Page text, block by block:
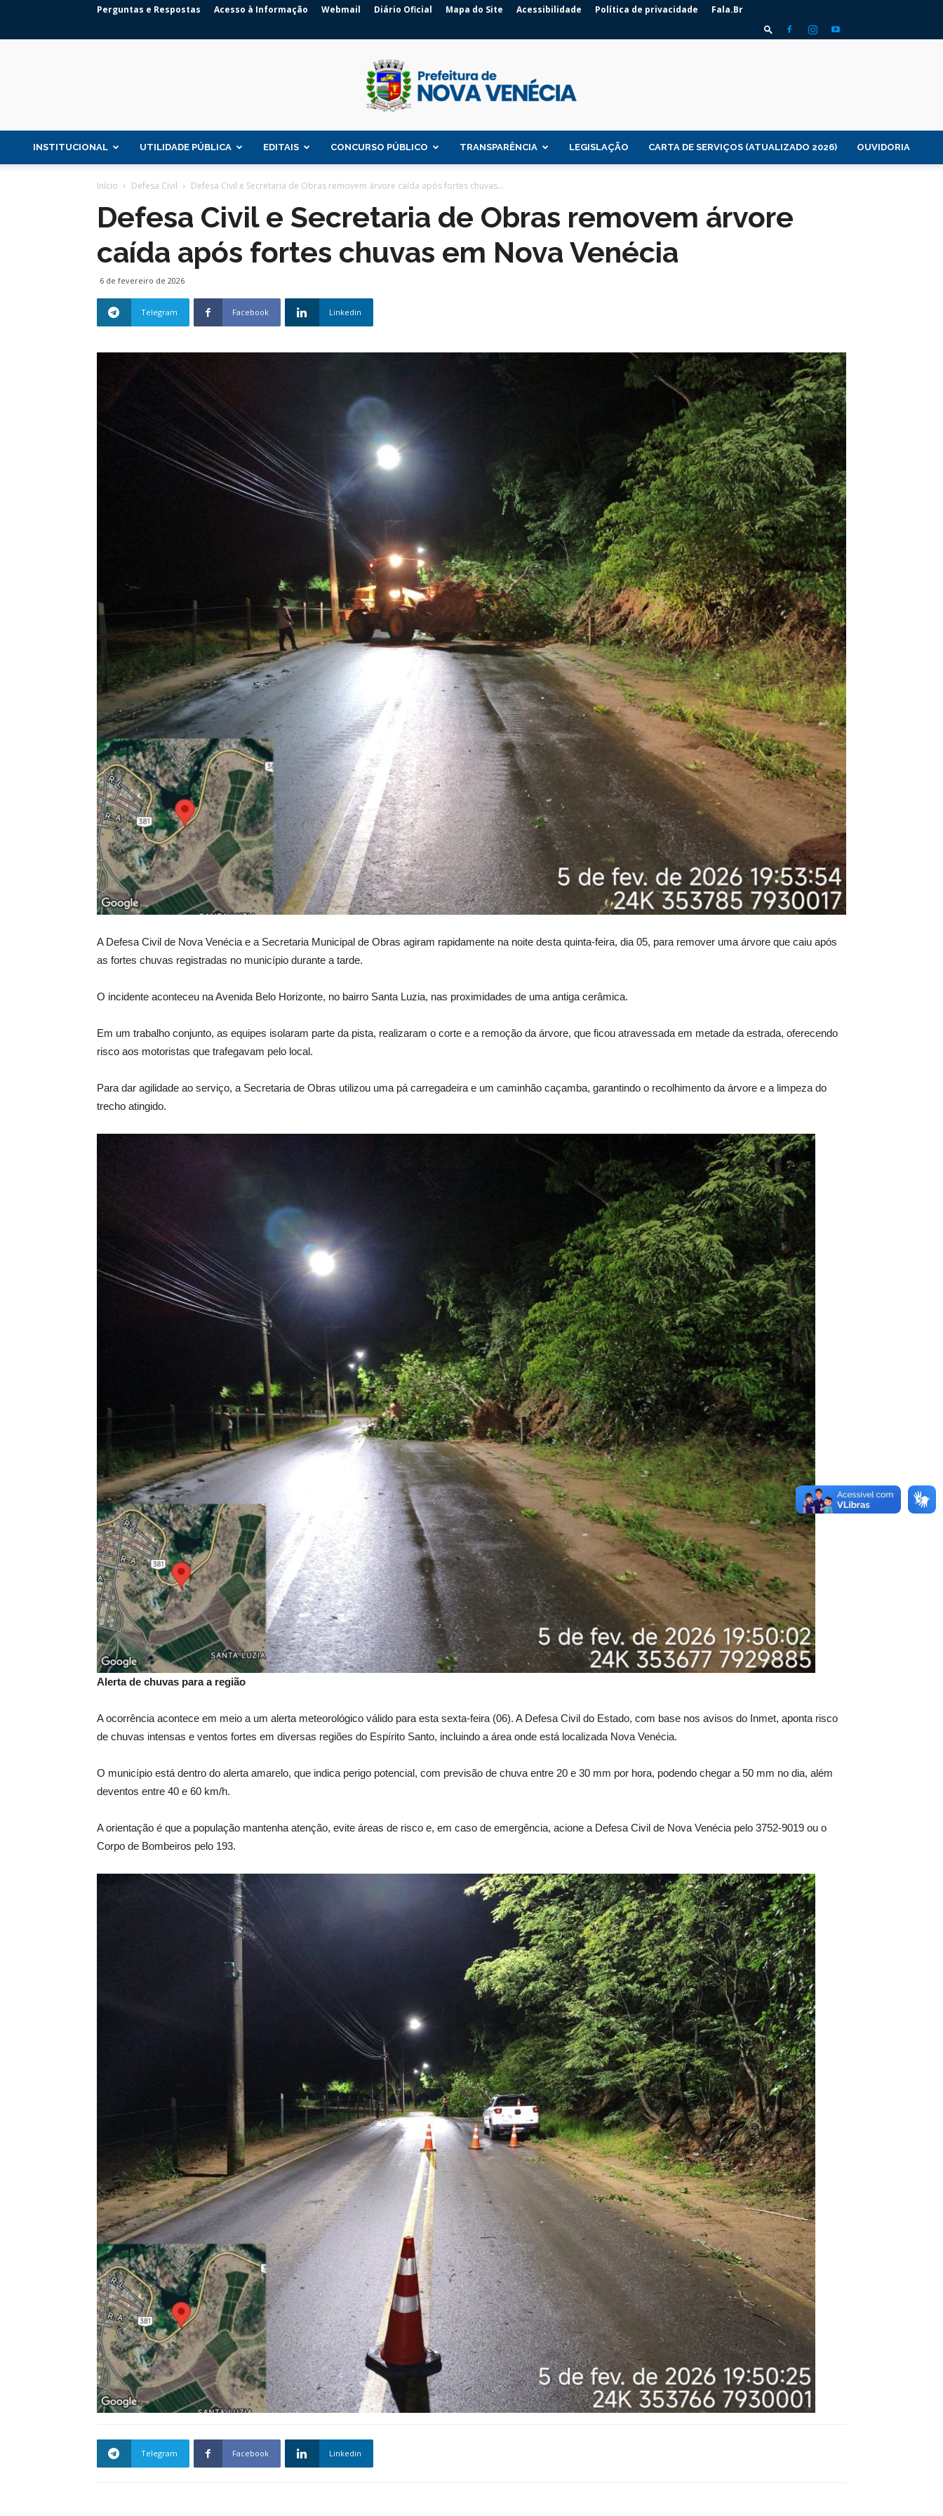
Perguntas e Respostas Acesso à Informação Webmail Diário Oficial Mapa do Site Acessibilidade Política de privacidade Fala.Br
de
INSTITUCIONAL UTILIDADE PÚBLICA EDITAIS CONCURSO PÚBLICO TRANSPARÊNCIA LEGISLAÇÃO CARTA DE SERVIÇOS (ATUALIZADO 2026) OUVIDORIA
Início Defesa Civil Defesa Civil e Secretaria de Obras removem árvore caída após fortes chuvas...
Defesa Civil e Secretaria de Obras removem árvore
caída após fortes chuvas em Nova Venécia
6 de fevereiro de 2026
Telegram Facebook Linkedin
A Defesa Civil de Nova Venécia e a Secretaria Municipal de Obras agiram rapidamente na noite desta quinta-feira, dia 05, para remover uma árvore que caiu após
as fortes chuvas registradas no município durante a tarde.
O incidente aconteceu na Avenida Belo Horizonte, no bairro Santa Luzia, nas proximidades de uma antiga cerâmica.
Em um trabalho conjunto, as equipes isolaram parte da pista, realizaram o corte e a remoção da árvore, que ficou atravessada em metade da estrada, oferecendo
risco aos motoristas que trafegavam pelo local.
Para dar agilidade ao serviço, a Secretaria de Obras utilizou uma pá carregadeira e um caminhão caçamba, garantindo o recolhimento da árvore e a limpeza do
trecho atingido.
Alerta de chuvas para a região
A ocorrência acontece em meio a um alerta meteorológico válido para esta sexta-feira (06). A Defesa Civil do Estado, com base nos avisos do Inmet, aponta risco
de chuvas intensas e ventos fortes em diversas regiões do Espírito Santo, incluindo a área onde está localizada Nova Venécia.
O município está dentro do alerta amarelo, que indica perigo potencial, com previsão de chuva entre 20 e 30 mm por hora, podendo chegar a 50 mm no dia, além
deventos entre 40 e 60 km/h.
A orientação é que a população mantenha atenção, evite áreas de risco e, em caso de emergência, acione a Defesa Civil de Nova Venécia pelo 3752-9019 ou o
Corpo de Bombeiros pelo 193.
Telegram Facebook Linkedin